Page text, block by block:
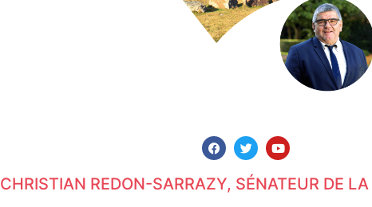
CHRISTIAN REDON-SARRAZY, SÉNATEUR DE